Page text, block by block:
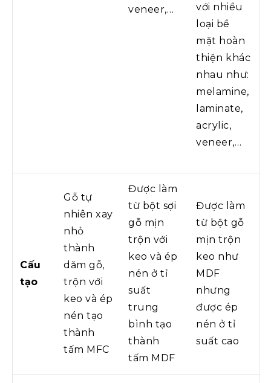
veneer,…
với nhiều
loại bề
mặt hoàn
thiện khác
nhau như:
melamine,
laminate,
acrylic,
veneer,…
Cấu
tạo
Gỗ tự
nhiên xay
nhỏ
thành
dăm gỗ,
trộn với
keo và ép
nén tạo
thành
tấm MFC
Được làm
từ bột sợi
gỗ mịn
trộn với
keo và ép
nén ở tỉ
suất
trung
bình tạo
thành
tấm MDF
Được làm
từ bột gỗ
mịn trộn
keo như
MDF
nhưng
được ép
nén ở tỉ
suất cao